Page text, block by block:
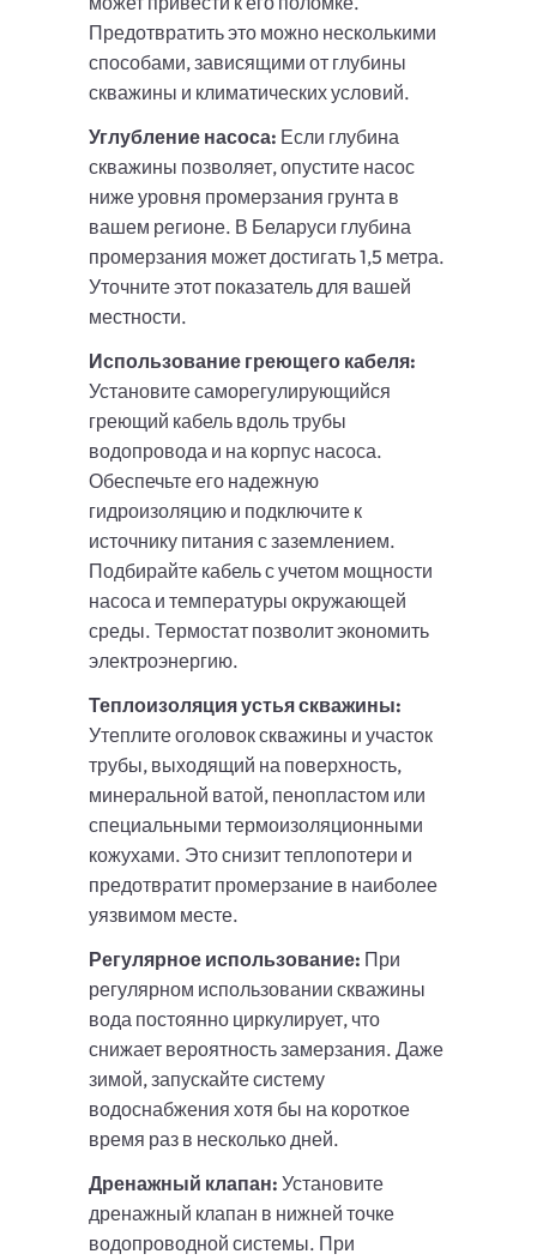
Предотвратить это можно несколькими
способами, зависящими от глубины
скважины и климатических условий.
Углубление насоса: Если глубина
скважины позволяет, опустите насос
ниже уровня промерзания грунта в
вашем регионе. В Беларуси глубина
промерзания может достигать 1,5 метра.
Уточните этот показатель для вашей
местности.
Использование греющего кабеля:
Установите саморегулирующийся
греющий кабель вдоль трубы
водопровода и на корпус насоса.
Обеспечьте его надежную
гидроизоляцию и подключите к
источнику питания с заземлением.
Подбирайте кабель с учетом мощности
насоса и температуры окружающей
среды. Термостат позволит экономить
электроэнергию.
Теплоизоляция устья скважины:
Утеплите оголовок скважины и участок
трубы, выходящий на поверхность,
минеральной ватой, пенопластом или
специальными термоизоляционными
кожухами. Это снизит теплопотери и
предотвратит промерзание в наиболее
уязвимом месте.
Регулярное использование: При
регулярном использовании скважины
вода постоянно циркулирует, что
снижает вероятность замерзания. Даже
зимой, запускайте систему
водоснабжения хотя бы на короткое
время раз в несколько дней.
Дренажный клапан: Установите
дренажный клапан в нижней точке
водопроводной системы. При